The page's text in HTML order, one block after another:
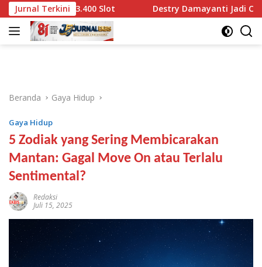
Langsung
ke
konten
Jurnal Terkini
3.400 Slot Destry Damayanti Jadi Calon Tunggal
Beranda Gaya Hidup
Gaya Hidup
5 Zodiak yang Sering Membicarakan
Mantan: Gagal Move On atau Terlalu
Sentimental?
Redaksi
Juli 15, 2025